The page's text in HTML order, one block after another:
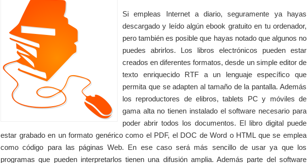
Si empleas Internet a diario, seguramente ya hayas
descargado y leído algún ebook gratuito en tu ordenador,
pero también es posible que hayas notado que algunos no
puedes abrirlos. Los libros electrónicos pueden estar
creados en diferentes formatos, desde un simple editor de
texto enriquecido RTF a un lenguaje específico que
permita que se adapten al tamaño de la pantalla. Además
los reproductores de elibros, tablets PC y móviles de
gama alta no tienen instalado el software necesario para
poder abrir todos los documentos. El libro digital puede
estar grabado en un formato genérico como el PDF, el DOC de Word o HTML que se emplea
como código para las páginas Web. En ese caso será más sencillo de usar ya que los
programas que pueden interpretarlos tienen una difusión amplia. Además parte del software